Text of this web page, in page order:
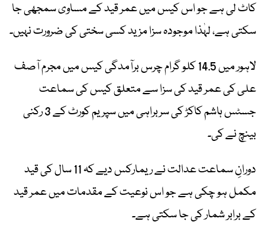
کاٹ لی ہے جو اس کیس میں عمر قید کے مساوی سمجھی جا
سکتی ہے، لہٰذا موجودہ سزا مزید کسی سختی کی ضرورت نہیں۔
لاہور میں 14.5 کلو گرام چرس برآمدگی کیس میں مجرم آصف
علی کی عمر قید کی سزا سے متعلق کیس کی سماعت
جسٹس ہاشم کاکڑ کی سربراہی میں سپریم کورٹ کے 3 رکنی
بینچ نے کی۔
دورانِ سماعت عدالت نے ریمارکس دیے کہ 11 سال کی قید
مکمل ہو چکی ہے جو اس نوعیت کے مقدمات میں عمر قید
کے برابر شمار کی جا سکتی ہے۔